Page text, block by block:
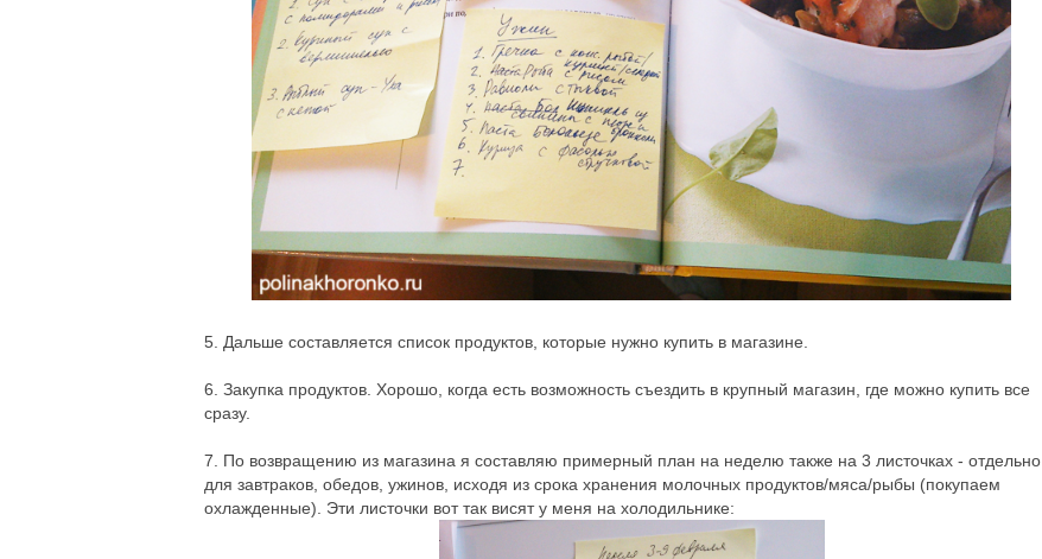
5. Дальше составляется список продуктов, которые нужно купить в магазине.
6. Закупка продуктов. Хорошо, когда есть возможность съездить в крупный магазин, где можно купить все
сразу.
7. По возвращению из магазина я составляю примерный план на неделю также на 3 листочках - отдельно
для завтраков, обедов, ужинов, исходя из срока хранения молочных продуктов/мяса/рыбы (покупаем
охлажденные). Эти листочки вот так висят у меня на холодильнике: